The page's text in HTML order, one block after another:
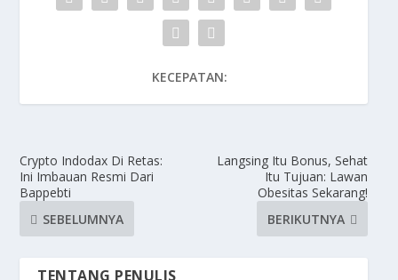
KECEPATAN:
Crypto Indodax Di Retas:
Ini Imbauan Resmi Dari
Bappebti
SEBELUMNYA
Langsing Itu Bonus, Sehat
Itu Tujuan: Lawan
Obesitas Sekarang!
BERIKUTNYA
TENTANG PENULIS